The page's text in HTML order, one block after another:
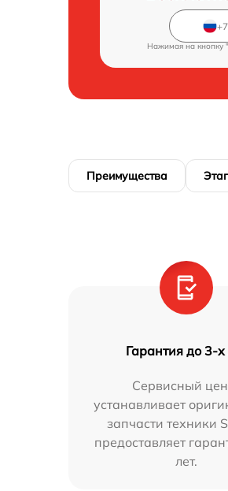
Нажимая на кнопку
Преимущества
Гарантия до 3-х
Сервисный
устанавливает
запчасти техники
предоставляет
лет.